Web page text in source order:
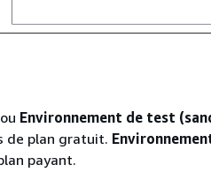
ou Environnement de test
de plan gratuit.
payant.